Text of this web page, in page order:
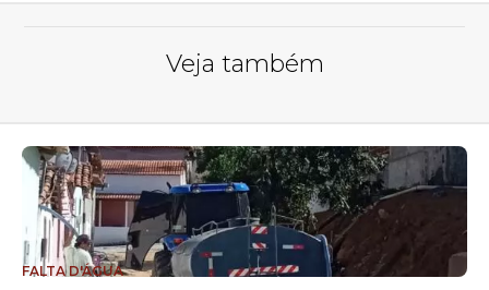
Veja também
FALTA D'ÁGUA